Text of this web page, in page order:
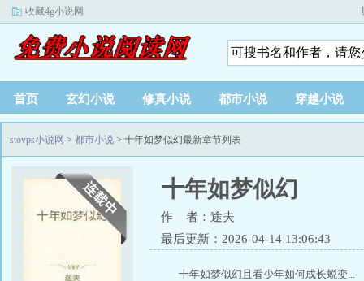
收藏4g小说网
首页 玄幻小说 修真小说 都市小说 穿越小说
stovps小说网 > 都市小说 > 十年如梦似幻最新章节列表
十年如梦似幻
作 者：途夫
最后更新：2026-04-14 13:06:43
十年如梦似幻且看少年如何成长蜕变...